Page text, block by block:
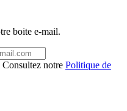
boite e-mail.
Consultez notre Politique de